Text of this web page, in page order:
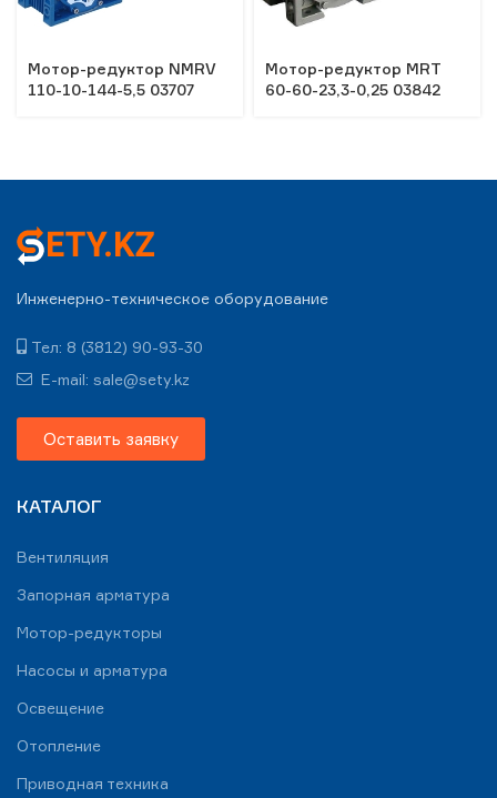
Мотор-редуктор NMRV
110-10-144-5,5 03707
Мотор-редуктор MRT
60-60-23,3-0,25 03842
Инженерно-техническое оборудование
Тел: 8 (3812) 90-93-30
E-mail: sale@sety.kz
Оставить заявку
КАТАЛОГ
Вентиляция
Запорная арматура
Мотор-редукторы
Насосы и арматура
Освещение
Отопление
Приводная техника